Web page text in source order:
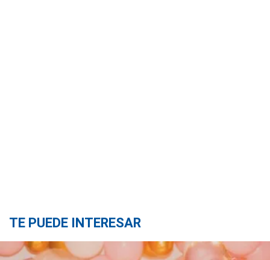
TE PUEDE INTERESAR